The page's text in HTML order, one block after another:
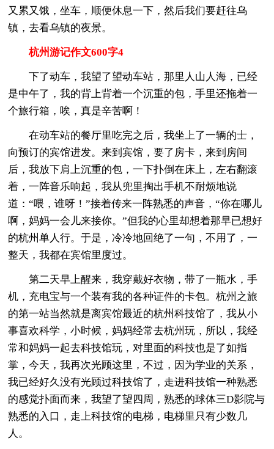
又累又饿，坐车，顺便休息一下，然后我们要赶往乌
镇，去看乌镇的夜景。
杭州游记作文600字4
下了动车，我望了望动车站，那里人山人海，已经
是中午了，我的背上背着一个沉重的包，手里还拖着一
个旅行箱，唉，真是辛苦啊！
在动车站的餐厅里吃完之后，我坐上了一辆的士，
向预订的宾馆进发。来到宾馆，要了房卡，来到房间
后，我放下肩上沉重的包，一下扑倒在床上，左右翻滚
着，一阵音乐响起，我从兜里掏出手机不耐烦地说
道：“喂，谁呀！”接着传来一阵熟悉的声音，“你在哪儿
啊，妈妈一会儿来接你。”但我的心里却想着那早已想好
的杭州单人行。于是，冷冷地回绝了一句，不用了，一
整天，我都在宾馆里度过。
第二天早上醒来，我穿戴好衣物，带了一瓶水，手
机，充电宝与一个装有我的各种证件的卡包。杭州之旅
的第一站当然就是离宾馆最近的杭州科技馆了，我从小
事喜欢科学，小时候，妈妈经常去杭州玩，所以，我经
常和妈妈一起去科技馆玩，对里面的科技也是了如指
掌，今天，我再次光顾这里，不过，因为学业的关系，
我已经好久没有光顾过科技馆了，走进科技馆一种熟悉
的感觉扑面而来，我望了望四周，熟悉的球体三D影院与
熟悉的入口，走上科技馆的电梯，电梯里只有少数几
人。